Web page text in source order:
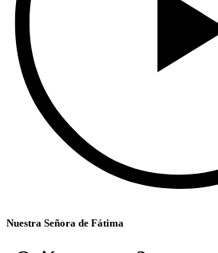
Nuestra Señora de Fátima